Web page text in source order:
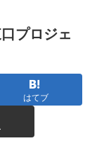
プロジェ
はてブ